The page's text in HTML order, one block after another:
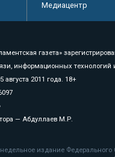
Медиацентр
газета»
информационных технологий
2011 года. 18+
— Абдуллаев М.Р.
издание